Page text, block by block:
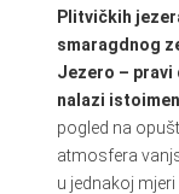
Plitvičkih
smaragdnog
Jezero – pravi
nalazi
pogled na
atmosfera
u jednakoj